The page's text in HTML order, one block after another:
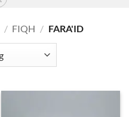
/ FIQH / FARA'ID